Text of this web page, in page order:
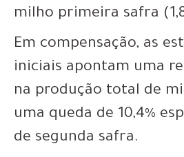
milho primeira safra
Em compensação, as
iniciais apontam uma
na produção total de
uma queda de 10,4%
de segunda safra.